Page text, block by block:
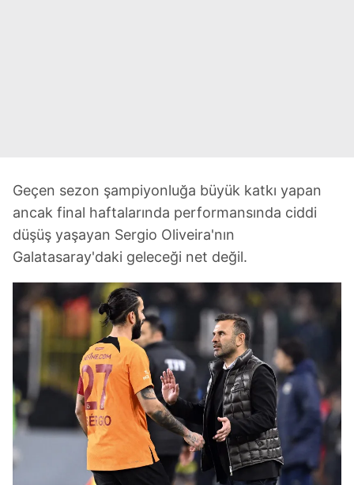
Geçen sezon şampiyonluğa büyük katkı yapan
ancak final haftalarında performansında ciddi
düşüş yaşayan Sergio Oliveira'nın
Galatasaray'daki geleceği net değil.